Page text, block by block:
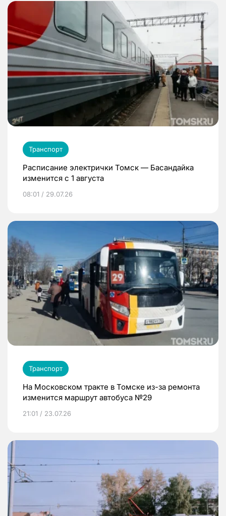
Транспорт
Расписание электрички Томск — Басандайка
изменится с 1 августа
08:01 / 29.07.26
Транспорт
На Московском тракте в Томске из-за ремонта
изменится маршрут автобуса №29
21:01 / 23.07.26